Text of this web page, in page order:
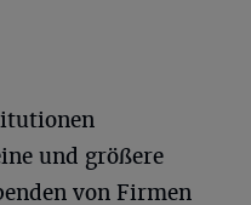
und größere
von Firmen